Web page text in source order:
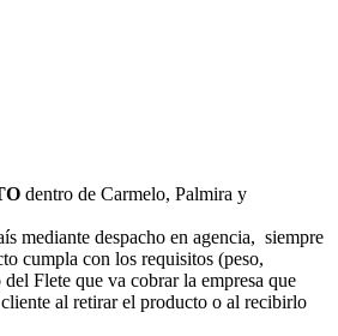
dentro de Carmelo, Palmira y
mediante despacho en agencia, siempre
cumpla con los requisitos (peso,
Flete que va cobrar la empresa que
al retirar el producto o al recibirlo